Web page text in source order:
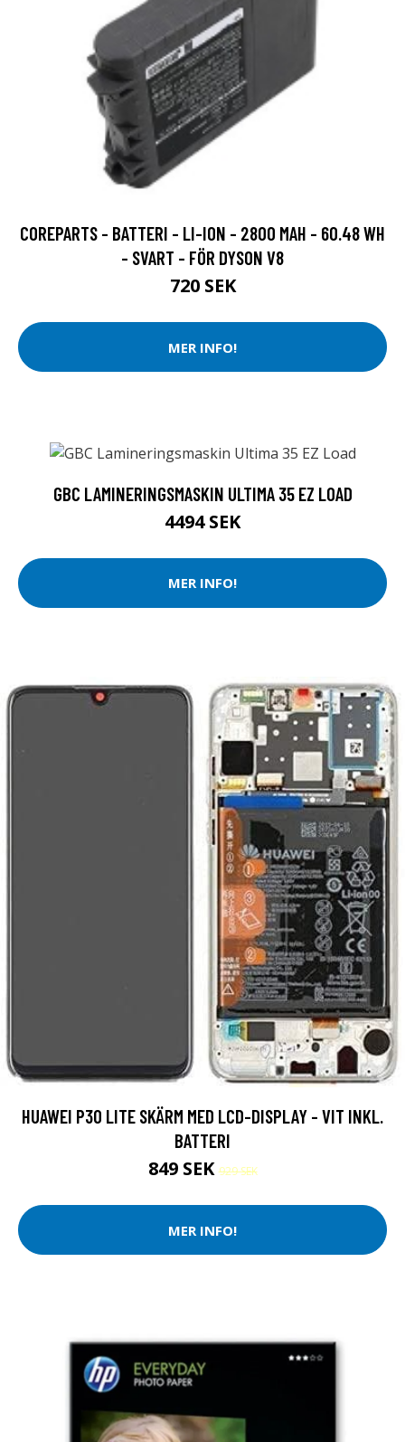
COREPARTS - BATTERI - LI-ION - 2800 MAH - 60.48 WH
- SVART - FÖR DYSON V8
720 SEK
MER INFO!
GBC LAMINERINGSMASKIN ULTIMA 35 EZ LOAD
4494 SEK
MER INFO!
HUAWEI P30 LITE SKÄRM MED LCD-DISPLAY - VIT INKL.
BATTERI
849 SEK929 SEK
MER INFO!